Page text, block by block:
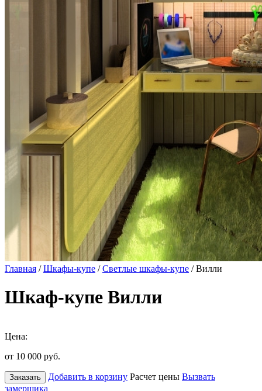
Главная /Шкафы-купе /Светлые шкафы-купе / Вилли
Шкаф-купе Вилли
Цена:
от 10 000 руб.
Заказать Добавить в корзину Расчет цены Вызвать
замерщика